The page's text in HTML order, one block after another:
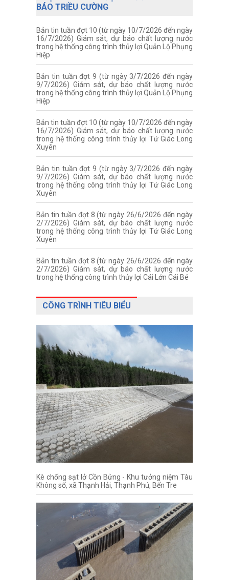
BÁO TRIỀU CƯỜNG
Bản tin tuần đợt 10 (từ ngày 10/7/2026 đến ngày
16/7/2026) Giám sát, dự báo chất lượng nước
trong hệ thống công trình thủy lợi Quản Lộ Phụng
Hiệp
Bản tin tuần đợt 9 (từ ngày 3/7/2026 đến ngày
9/7/2026) Giám sát, dự báo chất lượng nước
trong hệ thống công trình thủy lợi Quản Lộ Phụng
Hiệp
Bản tin tuần đợt 10 (từ ngày 10/7/2026 đến ngày
16/7/2026) Giám sát, dự báo chất lượng nước
trong hệ thống công trình thủy lợi Tứ Giác Long
Xuyên
Bản tin tuần đợt 9 (từ ngày 3/7/2026 đến ngày
9/7/2026) Giám sát, dự báo chất lượng nước
trong hệ thống công trình thủy lợi Tứ Giác Long
Xuyên
Bản tin tuần đợt 8 (từ ngày 26/6/2026 đến ngày
2/7/2026) Giám sát, dự báo chất lượng nước
trong hệ thống công trình thủy lợi Tứ Giác Long
Xuyên
Bản tin tuần đợt 8 (từ ngày 26/6/2026 đến ngày
2/7/2026) Giám sát, dự báo chất lượng nước
trong hệ thống công trình thủy lợi Cái Lớn Cái Bé
CÔNG TRÌNH TIÊU BIỂU
Kè chống sạt lở Cồn Bửng - Khu tưởng niệm Tàu
Không số, xã Thạnh Hải, Thạnh Phú, Bến Tre